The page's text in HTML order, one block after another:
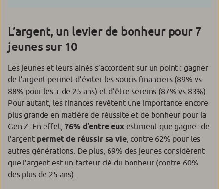
L’argent, un levier de bonheur pour 7
jeunes sur 10
Les jeunes et leurs ainés s’accordent sur un point : gagner
de l’argent permet d’éviter les soucis financiers (89% vs
88% pour les + de 25 ans) et d’être sereins (87% vs 83%).
Pour autant, les finances revêtent une importance encore
plus grande en matière de réussite et de bonheur pour la
Gen Z. En effet, 76% d’entre eux estiment que gagner de
l’argent permet de réussir sa vie , contre 62% pour les
autres générations. De plus, 69% des jeunes considèrent
que l’argent est un facteur clé du bonheur (contre 60%
des plus de 25 ans).